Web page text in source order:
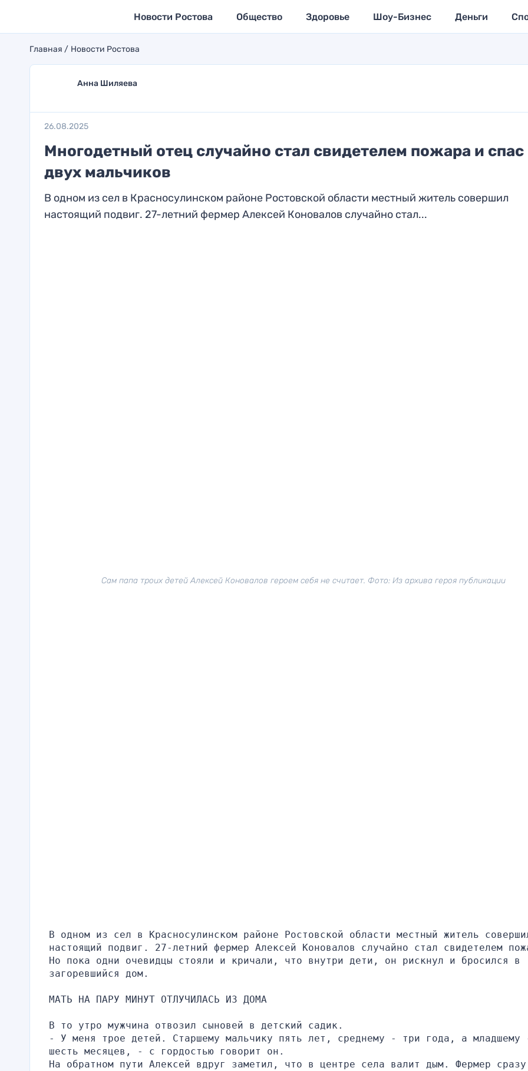
Новости Ростова Общество Здоровье Шоу-Бизнес Деньги
Главная Новости Ростова
Анна Шиляева
26.08.2025
Многодетный отец случайно стал свидетелем пожара и спас
двух мальчиков
В одном из сел в Красносулинском районе Ростовской области местный житель совершил
настоящий подвиг. 27-летний фермер Алексей Коновалов случайно стал...
Сам папа троих детей Алексей Коновалов героем себя не считает. Фото: Из архива героя публикации
В одном из сел в Красносулинском районе Ростовской области местный житель
настоящий подвиг. 27-летний фермер Алексей Коновалов случайно стал свидетелем
Но пока одни очевидцы стояли и кричали, что внутри дети, он рискнул и бросился в
загоревшийся дом.
МАТЬ НА ПАРУ МИНУТ ОТЛУЧИЛАСЬ ИЗ ДОМА
В то утро мужчина отвозил сыновей в детский садик.
- У меня трое детей. Старшему мальчику пять лет, среднему - три года, а младшему
шесть месяцев, - с гордостью говорит он.
На обратном пути Алексей вдруг заметил, что в центре села валит дым. Фермер сразу